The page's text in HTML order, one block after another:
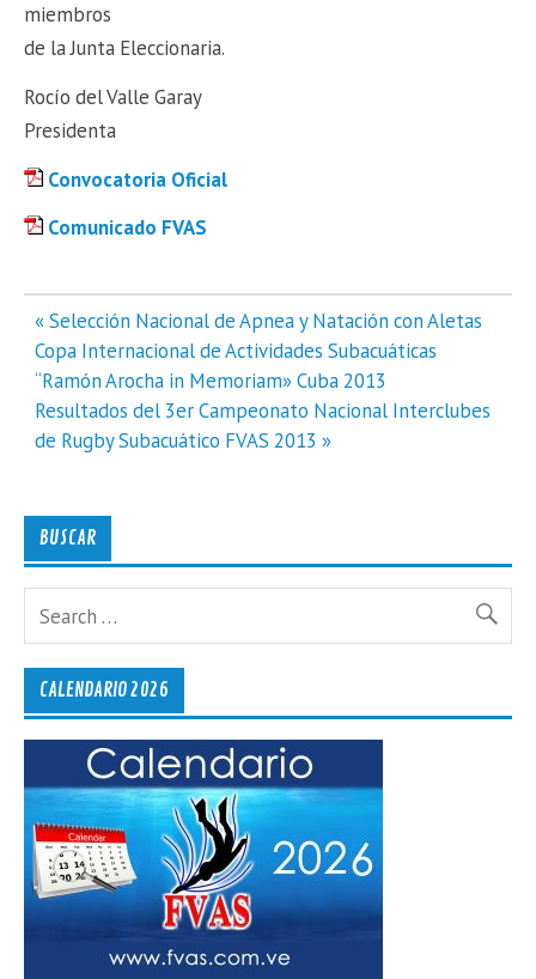
miembros
de la Junta Eleccionaria.
Rocío del Valle Garay
Presidenta
Convocatoria Oficial
Comunicado FVAS
Navegación
de
entradas
« Selección Nacional de Apnea y Natación con Aletas
Copa Internacional de Actividades Subacuáticas
“Ramón Arocha in Memoriam» Cuba 2013
Resultados del 3er Campeonato Nacional Interclubes
de Rugby Subacuático FVAS 2013 »
BUSCAR
CALENDARIO 2026